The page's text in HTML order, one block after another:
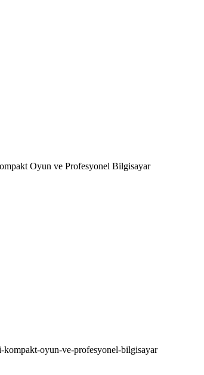
Oyun ve Profesyonel Bilgisayar
oyun-ve-profesyonel-bilgisayar